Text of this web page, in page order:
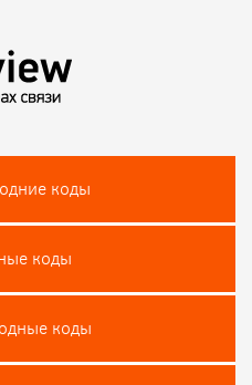
коды
коды
коды